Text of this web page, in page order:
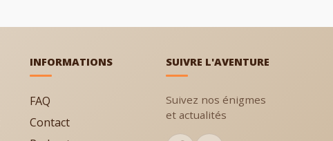
INFORMATIONS
FAQ
Contact
SUIVRE L'AVENTURE
Suivez nos énigmes
et actualités